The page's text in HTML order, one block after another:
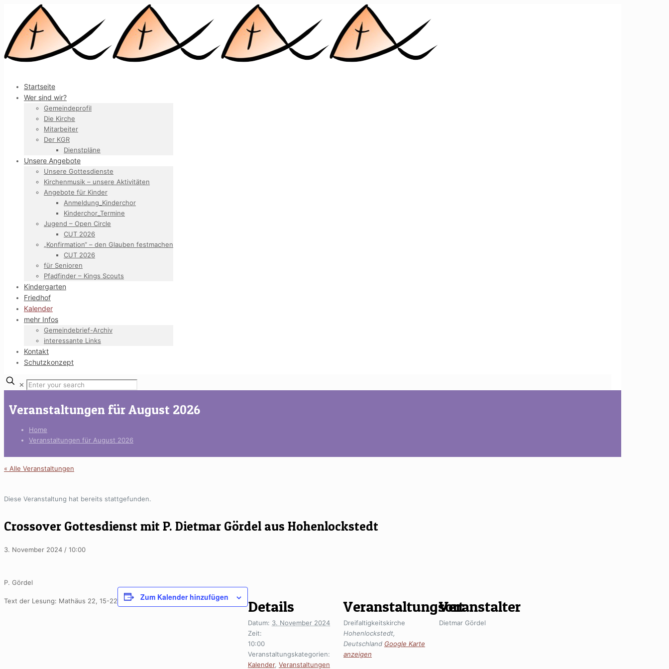
Startseite
Wer sind wir?
Gemeindeprofil
Die Kirche
Mitarbeiter
Der KGR
Dienstpläne
Unsere Angebote
Unsere Gottesdienste
Kirchenmusik – unsere Aktivitäten
Angebote für Kinder
Anmeldung_Kinderchor
Kinderchor_Termine
Jugend – Open Circle
CUT 2026
„Konfirmation“ – den Glauben festmachen
CUT 2026
für Senioren
Pfadfinder – Kings Scouts
Kindergarten
Friedhof
Kalender
mehr Infos
Gemeindebrief-Archiv
interessante Links
Kontakt
Schutzkonzept
✕
Veranstaltungen für August 2026
Home
Veranstaltungen für August 2026
« Alle Veranstaltungen
Diese Veranstaltung hat bereits stattgefunden.
Crossover Gottesdienst mit P. Dietmar Gördel aus Hohenlockstedt
3. November 2024 / 10:00
P. Gördel
Text der Lesung: Mathäus 22, 15-22 Zum Kalender hinzufügen
Details
Datum: 3. November 2024
Zeit:
10:00
Veranstaltungskategorien:
Kalender, Veranstaltungen
Veranstaltungsort
Dreifaltigkeitskirche
Hohenlockstedt,
Deutschland Google Karte
anzeigen
Veranstalter
Dietmar Gördel